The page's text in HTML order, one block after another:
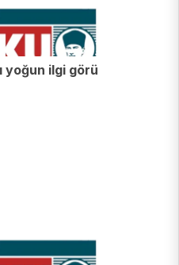
yoğun ilgi görü